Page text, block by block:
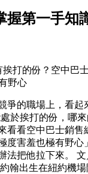
握第一手知
打的份？空中巴
野心
爭的職場上，看起
於挨打的份，哪
看看空中巴士銷售
度害羞也極有野心
法把他拉下來。
翰出生在紐約機